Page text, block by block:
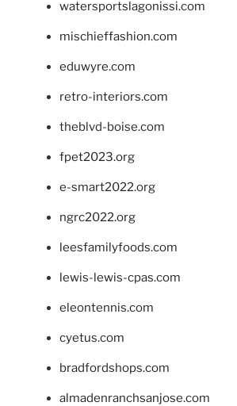
watersportslagonissi.com
mischieffashion.com
eduwyre.com
retro-interiors.com
theblvd-boise.com
fpet2023.org
e-smart2022.org
ngrc2022.org
leesfamilyfoods.com
lewis-lewis-cpas.com
eleontennis.com
cyetus.com
bradfordshops.com
almadenranchsanjose.com